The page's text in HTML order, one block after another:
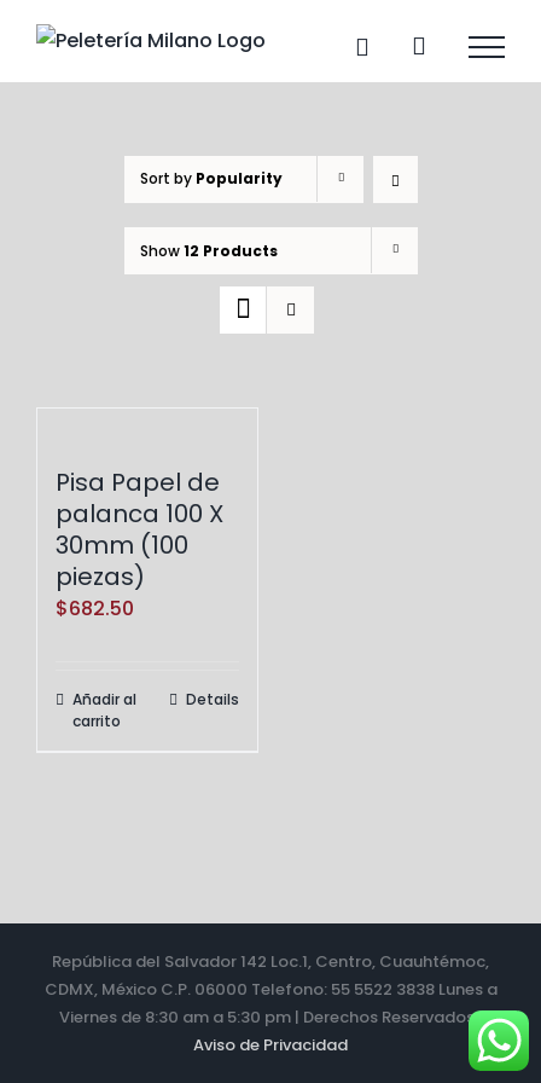
content
Sort by Popularity
Show12 Products
Pisa Papel de
palanca 100 X
30mm (100
piezas)
$682.50
Añadir al
carrito
Details
República del Salvador 142 Loc.1, Centro, Cuauhtémoc,
CDMX, México C.P. 06000 Telefono: 55 5522 3838 Lunes a
Viernes de 8:30 am a 5:30 pm | Derechos Reservados |
Aviso de Privacidad